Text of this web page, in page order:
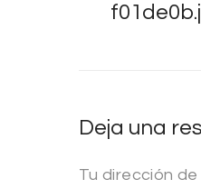
Deja una
Tu dirección